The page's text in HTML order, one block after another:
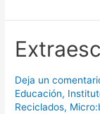
Deja un
Educación,
Reciclados,
Extraescolares
en